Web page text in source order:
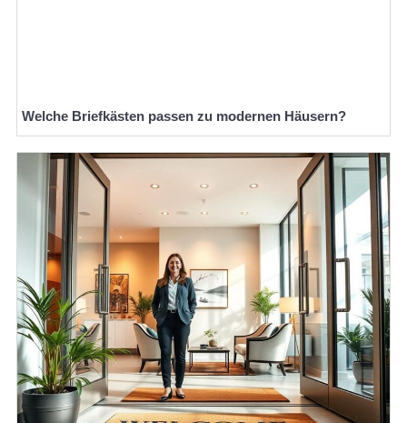
Welche Briefkästen passen zu modernen Häusern?